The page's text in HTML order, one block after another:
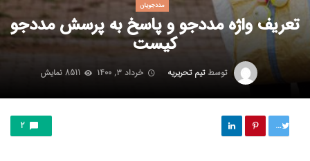
مددجویان
تعریف واژه مددجو و پاسخ به پرسش مددجو
کیست
توسطتیم تحریریه خرداد ۳, ۱۴۰۰ 8511 نمایش
توییت 2